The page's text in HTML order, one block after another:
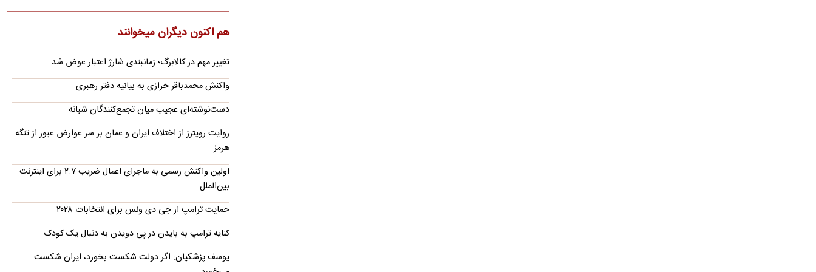
«رویای نیمه شب» را بدون حضور بدلکار انجام داد.
جنگ به ساحل رسید؛ روایت جاشوهای غریب دریا
صیادان جنوب ایران می‌گویند پس از ماه‌ها ناامنی، حملات و
محدودیت‌های دریایی، زندگی‌شان بیش از هر زمان دیگری به
انیمیشن لگویی حمله به کویت با جنگنده اف-۵
در ادامه انتشار محتواهای رسانه‌ای درباره درگیری ایران و آمریکا، از
ساعتی قبل در شبکه‌های اجتماعی انیمیشن لگویی جدیدی…
هشدار تهران به کشورهای خلیج فارس
یک رسانه آمریکایی گزارش داد که ایران در تماس‌های دیپلماتیک با
رخداد مهم هفته در بازار طلا و نقره
قیمت گوشی سامسونگ، شیائومی و آیفون امروز
هم اکنون دیگران میخوانند
تغییر مهم در کالابرگ؛ زمانبندی‌ شارژ اعتبار عوض شد
واکنش محمدباقر خرازی به بیانیه دفتر رهبری
دست‌نوشته‌ای عجیب میان تجمع‌کنندگان شبانه
روایت رویترز از اختلاف ایران و عمان بر سر عوارض عبور از تنگه
هرمز
اولین واکنش رسمی به ماجرای اعمال ضریب ۲.۷ برای اینترنت
بین‌الملل
حمایت ترامپ از جی دی ونس برای انتخابات ۲۰۲۸
کنایه ترامپ به بایدن در پی دویدن به دنبال یک کودک
یوسف پزشکیان: اگر دولت شکست بخورد، ایران شکست